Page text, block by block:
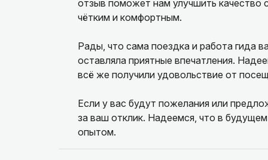
отзыв поможет нам улучшить качество
чётким и комфортным.
Рады, что сама поездка и работа гида
оставляла приятные впечатления.
всё же получили удовольствие от
Если у вас будут пожелания или
за ваш отклик. Надеемся, что в
опытом.